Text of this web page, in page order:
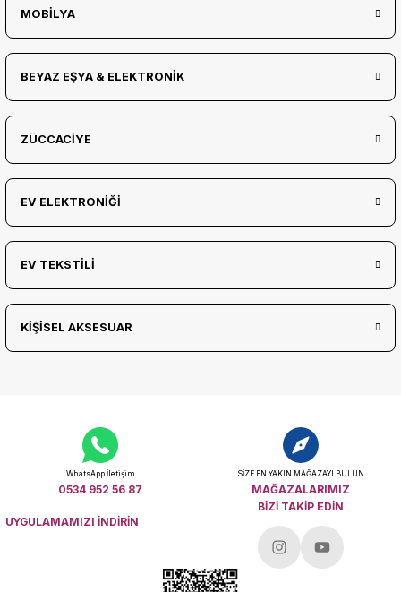
MOBİLYA
BEYAZ EŞYA & ELEKTRONİK
ZÜCCACİYE
EV ELEKTRONİĞİ
EV TEKSTİLİ
KİŞİSEL AKSESUAR
WhatsApp İletişim
0534 952 56 87
SİZE EN YAKIN MAĞAZAYI BULUN
MAĞAZALARIMIZ
UYGULAMAMIZI İNDİRİN
BİZİ TAKİP EDİN